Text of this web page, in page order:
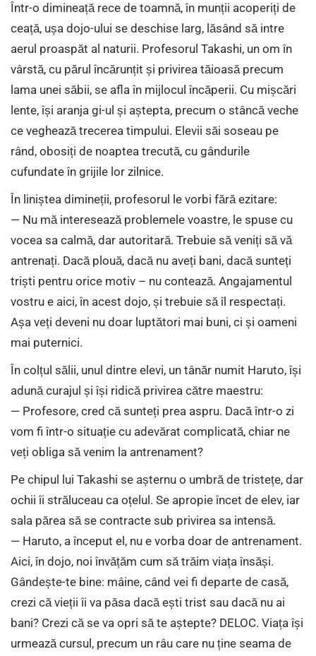
Într-o dimineață rece de toamnă, în munții acoperiți de
ceață, ușa dojo-ului se deschise larg, lăsând să intre
aerul proaspăt al naturii. Profesorul Takashi, un om în
vârstă, cu părul încărunțit și privirea tăioasă precum
lama unei săbii, se afla în mijlocul încăperii. Cu mișcări
lente, își aranja gi-ul și aștepta, precum o stâncă veche
ce veghează trecerea timpului. Elevii săi soseau pe
rând, obosiți de noaptea trecută, cu gândurile
cufundate în grijile lor zilnice.
În liniștea dimineții, profesorul le vorbi fără ezitare:
— Nu mă interesează problemele voastre, le spuse cu
vocea sa calmă, dar autoritară. Trebuie să veniți să vă
antrenați. Dacă plouă, dacă nu aveți bani, dacă sunteți
triști pentru orice motiv – nu contează. Angajamentul
vostru e aici, în acest dojo, și trebuie să îl respectați.
Așa veți deveni nu doar luptători mai buni, ci și oameni
mai puternici.
În colțul sălii, unul dintre elevi, un tânăr numit Haruto, își
adună curajul și își ridică privirea către maestru:
— Profesore, cred că sunteți prea aspru. Dacă într-o zi
vom fi într-o situație cu adevărat complicată, chiar ne
veți obliga să venim la antrenament?
Pe chipul lui Takashi se așternu o umbră de tristețe, dar
ochii îi străluceau ca oțelul. Se apropie încet de elev, iar
sala părea să se contracte sub privirea sa intensă.
— Haruto, a început el, nu e vorba doar de antrenament.
Aici, în dojo, noi învățăm cum să trăim viața însăși.
Gândește-te bine: mâine, când vei fi departe de casă,
crezi că vieții îi va păsa dacă ești trist sau dacă nu ai
bani? Crezi că se va opri să te aștepte? DELOC. Viața își
urmează cursul, precum un râu care nu ține seama de